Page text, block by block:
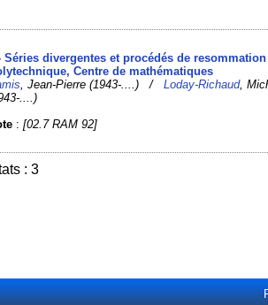
Séries divergentes et procédés de
Centre de mathématiques
, Jean-Pierre (1943-....) /Loday-Richaud,
....)
:[02.7 RAM 92]
: 3